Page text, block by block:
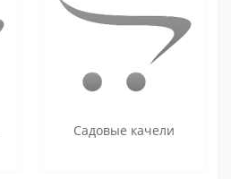
Садовые качели